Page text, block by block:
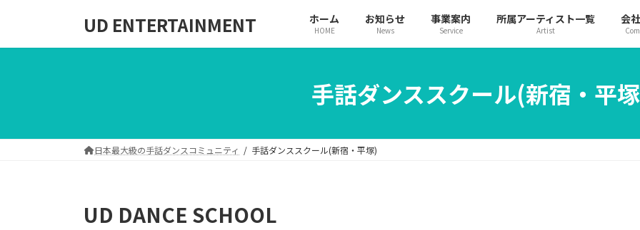
ッ
移
UD ENTERTAINMENT ホーム
HOME
お知らせ
News
事業案内
Service
所属アーティスト一覧
Artist
会
手話ダンススクール(新宿・平
日本最大級の手話ダンスコミュニティ 手話ダンススクール(新宿・平塚)
UD DANCE SCHOOL